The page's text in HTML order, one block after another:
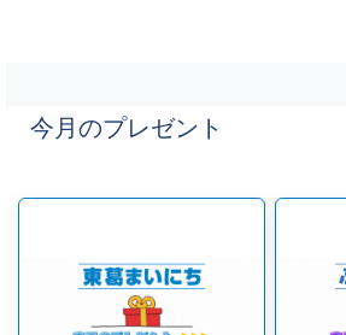
今月のプレゼント